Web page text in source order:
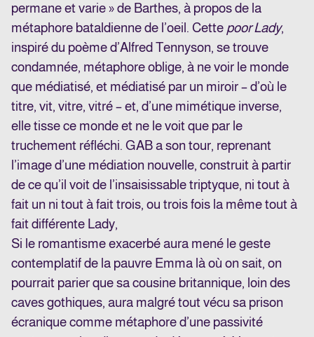
permane et varie » de Barthes, à propos de la
métaphore bataldienne de l’oeil. Cette poor Lady,
inspiré du poème d’Alfred Tennyson, se trouve
condamnée, métaphore oblige, à ne voir le monde
que médiatisé, et médiatisé par un miroir – d’où le
titre, vit, vitre, vitré – et, d’une mimétique inverse,
elle tisse ce monde et ne le voit que par le
truchement réfléchi. GAB a son tour, reprenant
l’image d’une médiation nouvelle, construit à partir
de ce qu’il voit de l’insaisissable triptyque, ni tout à
fait un ni tout à fait trois, ou trois fois la même tout à
fait différente Lady,
Si le romantisme exacerbé aura mené le geste
contemplatif de la pauvre Emma là où on sait, on
pourrait parier que sa cousine britannique, loin des
caves gothiques, aura malgré tout vécu sa prison
écranique comme métaphore d’une passivité